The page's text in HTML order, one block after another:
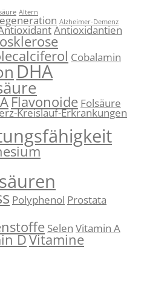
Altern
Alzheimer-Demenz
Antioxidantien
Cobalamin
DHA
Flavonoide Folsäure
Kreislauf-Erkrankungen
Polyphenol Prostata
Selen Vitamin A
DVitamine